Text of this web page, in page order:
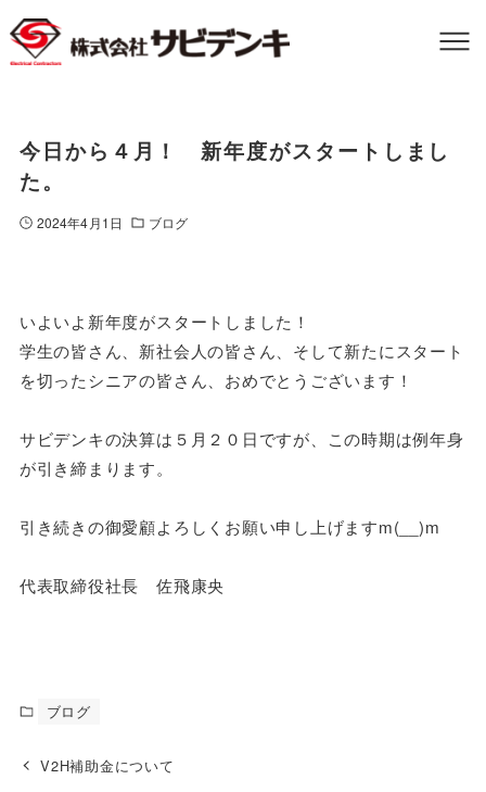
今日から４月！ 新年度がスタートしまし
た。
2024年4月1日 ブログ
いよいよ新年度がスタートしました！
学生の皆さん、新社会人の皆さん、そして新たにスタート
を切ったシニアの皆さん、おめでとうございます！
サビデンキの決算は５月２０日ですが、この時期は例年身
が引き締まります。
引き続きの御愛顧よろしくお願い申し上げますm(__)m
代表取締役社長 佐飛康央
ブログ
V2H補助金について